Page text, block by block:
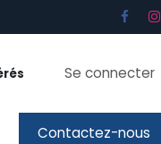
Se connecter
Contactez-nous